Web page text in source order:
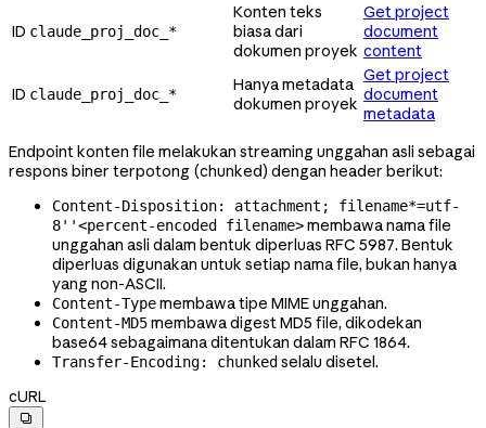
ID claude_proj_doc_*
Konten teks
biasa dari
dokumen proyek
Get project
document
content
ID claude_proj_doc_*
Hanya metadata
dokumen proyek
Get project
document
metadata
Endpoint konten file melakukan streaming unggahan asli sebagai
respons biner terpotong (chunked) dengan header berikut:
Content-Disposition: attachment; filename*=utf-
8''<percent-encoded filename>membawa nama file
unggahan asli dalam bentuk diperluas RFC 5987. Bentuk
diperluas digunakan untuk setiap nama file, bukan hanya
yang non-ASCII.
Content-Typemembawa tipe MIME unggahan.
Content-MD5membawa digest MD5 file, dikodekan
base64 sebagaimana ditentukan dalam RFC 1864.
Transfer-Encoding: chunkedselalu disetel.
cURL
